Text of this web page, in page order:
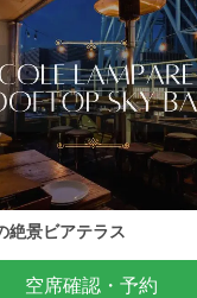
絶景ビアテラス
空席確認・予約